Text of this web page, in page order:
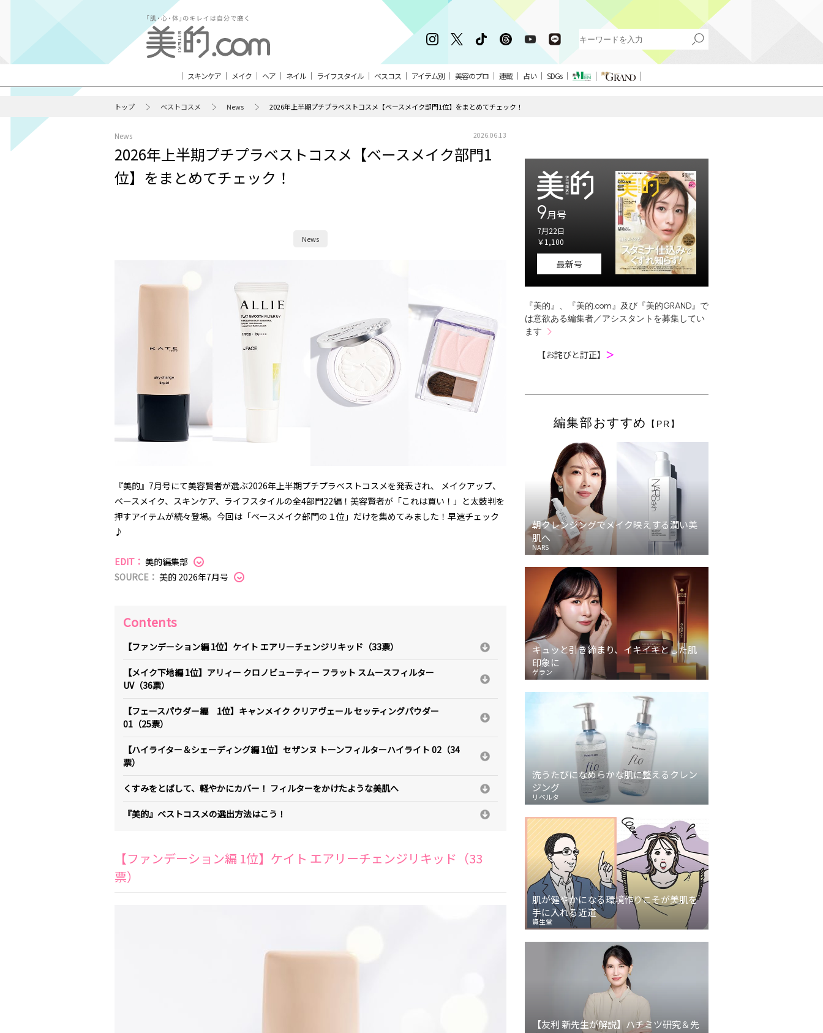
スキンケア メイク ヘア ネイル ライフスタイル ベスコス アイテム別 美容のプロ 連載 占い SDGs
トップ ベストコスメ News 2026年上半期プチプラベストコスメ【ベースメイク部門1位】をまとめてチェック！
News 2026.06.13
2026年上半期プチプラベストコスメ【ベースメイク部門1
位】をまとめてチェック！
News
『美的』7月号にて美容賢者が選ぶ2026年上半期プチプラベストコスメを発表され、 メイクアップ、
ベースメイク、スキンケア、ライフスタイルの全4部門22編！美容賢者が「これは買い！」と太鼓判を
押すアイテムが続々登場。今回は「ベースメイク部門の１位」だけを集めてみました！早速チェック
♪
EDIT： 美的編集部
SOURCE： 美的 2026年7月号
Contents
【ファンデーション編 1位】ケイト エアリーチェンジリキッド（33票）
【メイク下地編 1位】アリィー クロノビューティー フラット スムースフィルター
UV（36票）
【フェースパウダー編 1位】キャンメイク クリアヴェール セッティングパウダー
01（25票）
【ハイライター＆シェーディング編 1位】セザンヌ トーンフィルターハイライト 02（34
票）
くすみをとばして、軽やかにカバー！ フィルターをかけたような美肌へ
『美的』ベストコスメの選出方法はこう！
【ファンデーション編 1位】ケイト エアリーチェンジリキッド（33
票）
9月号
7月22日
￥1,100
最新号
『美的』、『美的.com』及び『美的GRAND』で
は意欲ある編集者／アシスタントを募集してい
ます
【お詫びと訂正】 ＞
編集部おすすめ 【PR】
朝クレンジングでメイク映えする潤い美
肌へ
NARS
キュッと引き締まり、イキイキとした肌
印象に
ゲラン
洗うたびになめらかな肌に整えるクレン
ジング
リベルタ
肌が健やかになる環境作りこそが美肌を
手に入れる近道
資生堂
【友利 新先生が解説】ハチミツ研究＆先